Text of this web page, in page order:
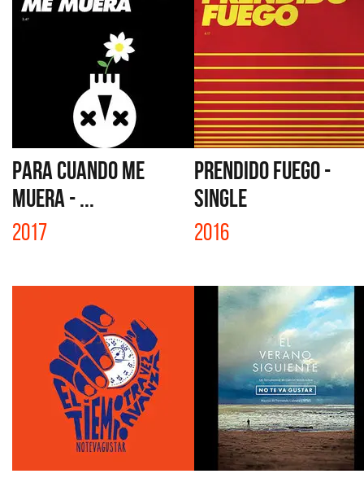
PARA CUANDO ME
MUERA - ...
2017
PRENDIDO FUEGO -
SINGLE
2016